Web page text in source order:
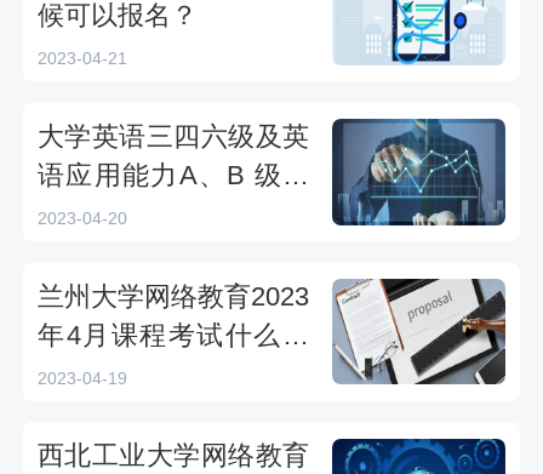
候可以报名？
2023-04-21
大学英语三四六级及英
语应用能力A、B 级考
试时间汇总
2023-04-20
兰州大学网络教育2023
年4月课程考试什么时
候开始？
2023-04-19
西北工业大学网络教育